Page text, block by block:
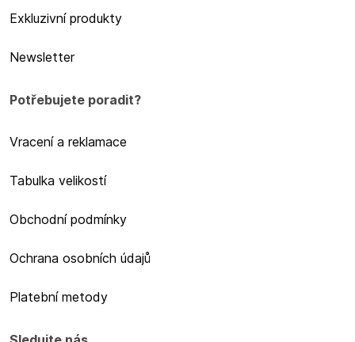
Exkluzivní produkty
Newsletter
Potřebujete poradit?
Vracení a reklamace
Tabulka velikostí
Obchodní podmínky
Ochrana osobních údajů
Platební metody